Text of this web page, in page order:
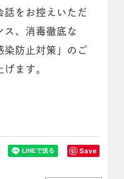
話をお控えいただ
ス、消毒徹底な
染防止対策」のご
ます。
Save